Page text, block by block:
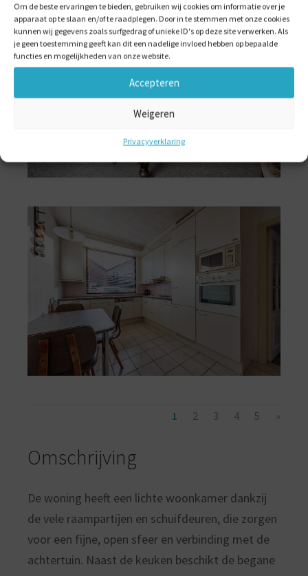
Om de beste ervaringen te bieden, gebruiken wij cookies om informatie over je
apparaat op te slaan en/of te raadplegen. Door in te stemmen met onze cookies
kunnen wij gegevens zoals surfgedrag of unieke ID's op deze site verwerken. Als
je geen toestemming geeft kan dit een nadelige invloed hebben op bepaalde
functies en mogelijkheden van onze website.
Accepteren
Weigeren
Privacyverklaring
1 2 3 4 5 »
Omschrijving
De woning heeft een lichte woonkamer dankzij
de vele raampartijen en schuifdeuren, die zorgen
voor een fijne, open sfeer en verbinding met de
achtertuin. Naast de keuken beschikt de begane